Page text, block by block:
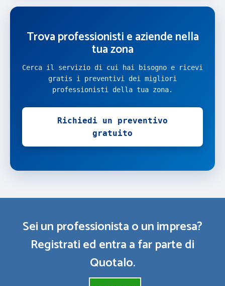
Trova professionisti e aziende nella
tua zona
Cerca il servizio di cui hai bisogno e ricevi
gratis i preventivi dei migliori
professionisti della tua zona.
Richiedi un preventivo
gratuito
Sei un professionista o un impresa?
Registrati ed entra a far parte di
Quotalo.